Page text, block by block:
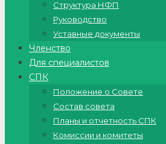
Структура НФП
Руководство
Уставные документы
Членство
Для специалистов
СПК
Положение о Совете
Состав совета
Планы и отчетность СПК
Комиссии и комитеты